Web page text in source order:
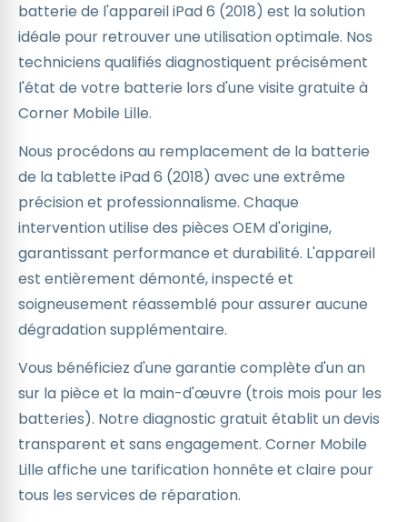
batterie de l'appareil iPad 6 (2018) est la solution
idéale pour retrouver une utilisation optimale. Nos
techniciens qualifiés diagnostiquent précisément
l'état de votre batterie lors d'une visite gratuite à
Corner Mobile Lille.
Nous procédons au remplacement de la batterie
de la tablette iPad 6 (2018) avec une extrême
précision et professionnalisme. Chaque
intervention utilise des pièces OEM d'origine,
garantissant performance et durabilité. L'appareil
est entièrement démonté, inspecté et
soigneusement réassemblé pour assurer aucune
dégradation supplémentaire.
Vous bénéficiez d'une garantie complète d'un an
sur la pièce et la main-d'œuvre (trois mois pour les
batteries). Notre diagnostic gratuit établit un devis
transparent et sans engagement. Corner Mobile
Lille affiche une tarification honnête et claire pour
tous les services de réparation.